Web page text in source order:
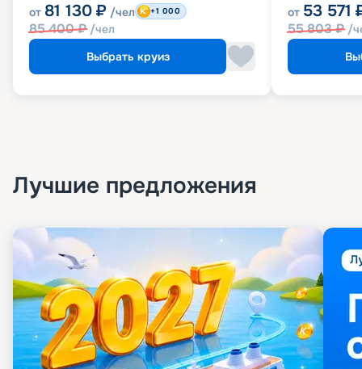
от 81 130 ₽ /чел
85 400₽ /чел
+1 000
Выбрать круиз
от 53 571
55 803₽ /
Лучшие предложения